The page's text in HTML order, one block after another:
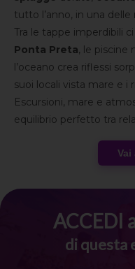
tutto l’anno, in una delle
dell’Atlantico.
permettono di goderti
in un contesto naturale
Tra le tappe imperdibili
Ponta Preta, le piscine
l’oceano crea riflessi
suoi locali vista mare e i
Escursioni, mare e
equilibrio perfetto tra
gruppo di Speeders.
Vai
ACCEDI
di questa